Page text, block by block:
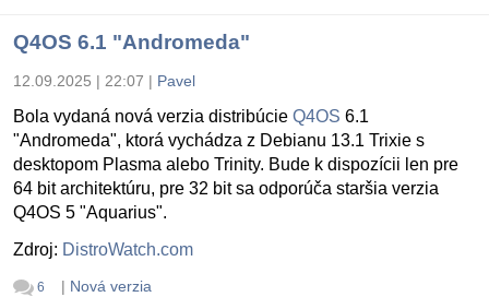
Q4OS 6.1 "Andromeda"
12.09.2025 | 22:07 | Pavel
Bola vydaná nová verzia distribúcie Q4OS 6.1
"Andromeda", ktorá vychádza z Debianu 13.1 Trixie s
desktopom Plasma alebo Trinity. Bude k dispozícii len pre
64 bit architektúru, pre 32 bit sa odporúča staršia verzia
Q4OS 5 "Aquarius".
Zdroj: DistroWatch.com
6 | Nová verzia